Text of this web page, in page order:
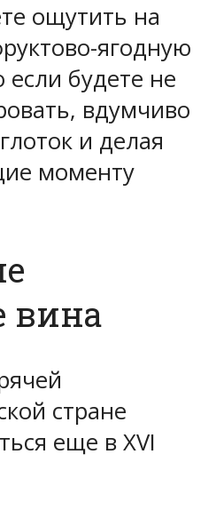
ощутить на
ягодную
если будете не
вдумчиво
и делая
моменту
вина
стране
еще в XVI